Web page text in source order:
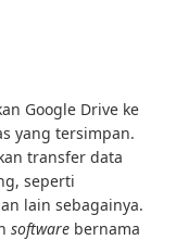
Google Drive ke
yang tersimpan.
transfer data
seperti
lain sebagainya.
software bernama